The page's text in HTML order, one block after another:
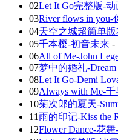
02Let It Go完整版-
03River flows in you-
04天空之城超简单版
05千本樱-初音未来 -
06All of Me-John
07梦中的婚礼-Dream
08Let It Go-Demi
09Always with Me-
10菊次郎的夏天-
11雨的印记-Kiss the
12Flower Dance-花